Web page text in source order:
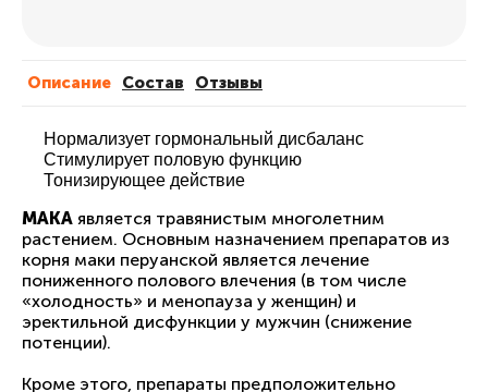
Описание Cостав Отзывы
Нормализует гормональный дисбаланс
Стимулирует половую функцию
Тонизирующее действие
МАКА является травянистым многолетним
растением. Основным назначением препаратов из
корня маки перуанской является лечение
пониженного полового влечения (в том числе
«холодность» и менопауза у женщин) и
эректильной дисфункции у мужчин (снижение
потенции).
Кроме этого, препараты предположительно